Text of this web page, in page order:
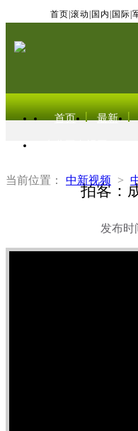
首页 滚动 国内 国际
首页 最新
当前位置： 中新视频 >
拍客：
发布时